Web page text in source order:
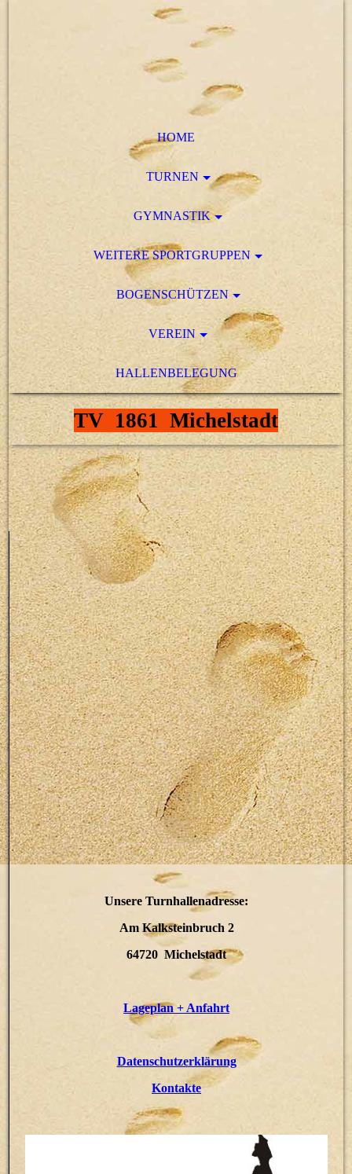
HOME
TURNEN
GYMNASTIK
WEITERE SPORTGRUPPEN
BOGENSCHÜTZEN
VEREIN
HALLENBELEGUNG
TV 1861 Michelstadt
Unsere Turnhallenadresse:
Am Kalksteinbruch 2
64720 Michelstadt
Lageplan + Anfahrt
Datenschutzerklärung
Kontakte